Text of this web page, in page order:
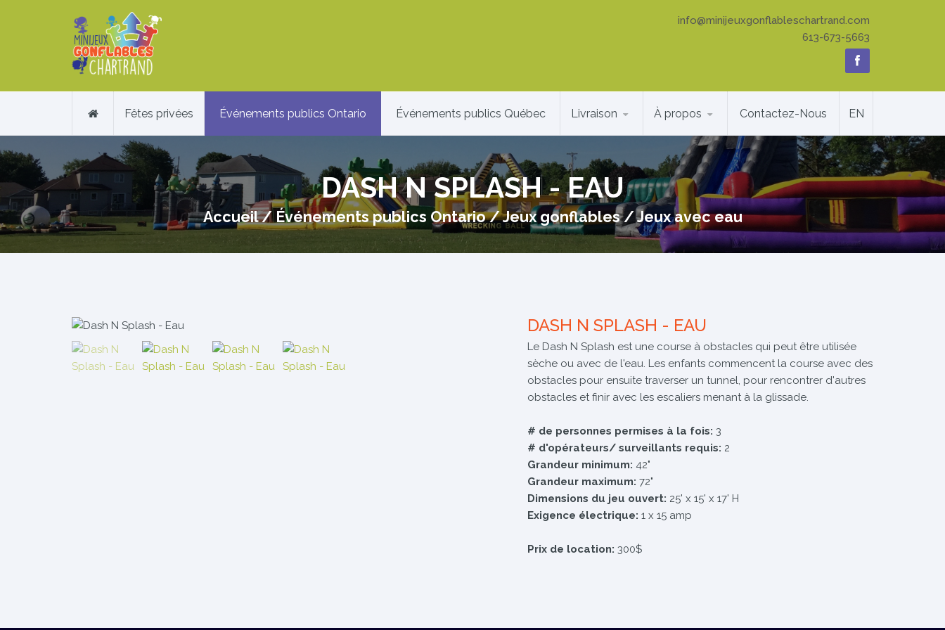
info@minijeuxgonflableschartrand.com
613-673-5663
Fêtes privées Événements publics Ontario Événements publics Québec Livraison À propos Contactez-Nous EN
DASH N SPLASH - EAU
Accueil/ Événements publics Ontario/Jeux gonflables/Jeux avec eau
DASH N SPLASH - EAU
Le Dash N Splash est une course à obstacles qui peut être utilisée
sèche ou avec de l'eau. Les enfants commencent la course avec des
obstacles pour ensuite traverser un tunnel, pour rencontrer d'autres
obstacles et finir avec les escaliers menant à la glissade.
# de personnes permises à la fois: 3
# d'opérateurs/ surveillants requis: 2
Grandeur minimum: 42"
Grandeur maximum: 72"
Dimensions du jeu ouvert: 25' x 15' x 17' H
Exigence électrique: 1 x 15 amp
Prix de location:300$